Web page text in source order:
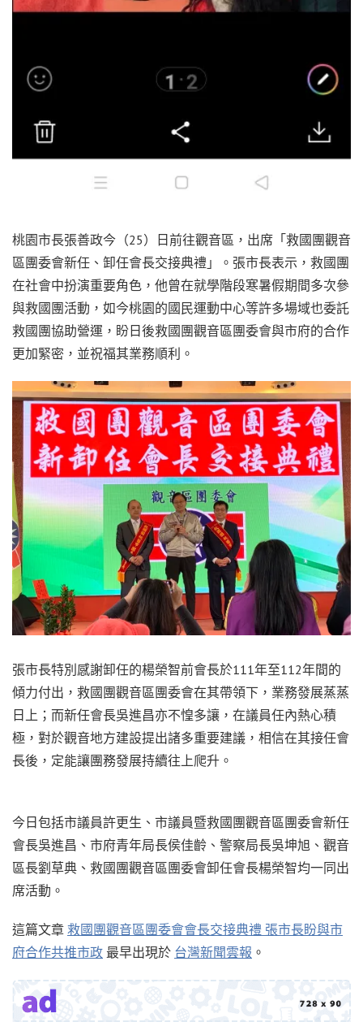
桃園市長張善政今（25）日前往觀音區，出席「救國團觀音
區團委會新任、卸任會長交接典禮」。張市長表示，救國團
在社會中扮演重要角色，他曾在就學階段寒暑假期間多次參
與救國團活動，如今桃園的國民運動中心等許多場域也委託
救國團協助營運，盼日後救國團觀音區團委會與市府的合作
更加緊密，並祝福其業務順利。
張市長特別感謝卸任的楊榮智前會長於111年至112年間的
傾力付出，救國團觀音區團委會在其帶領下，業務發展蒸蒸
日上；而新任會長吳進昌亦不惶多讓，在議員任內熱心積
極，對於觀音地方建設提出諸多重要建議，相信在其接任會
長後，定能讓團務發展持續往上爬升。
今日包括市議員許更生、市議員暨救國團觀音區團委會新任
會長吳進昌、市府青年局長侯佳齡、警察局長吳坤旭、觀音
區長劉草典、救國團觀音區團委會卸任會長楊榮智均一同出
席活動。
這篇文章 救國團觀音區團委會會長交接典禮 張市長盼與市
府合作共推市政 最早出現於 台灣新聞雲報 。